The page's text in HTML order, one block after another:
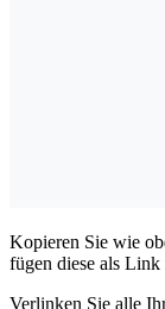
Kopieren Sie wie
fügen diese als
Verlinken Sie alle